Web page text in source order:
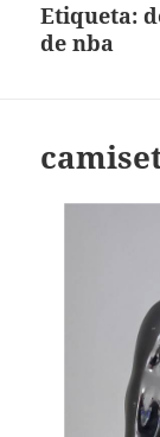
Etiqueta:
de nba